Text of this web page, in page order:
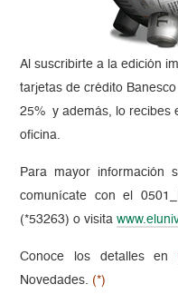
Al suscribirte a la edición
tarjetas de crédito
25% y además, lo recibes
oficina.
Para mayor información
comunícate con el
(*53263) o visita
Conoce los detalles en
Novedades. (*)